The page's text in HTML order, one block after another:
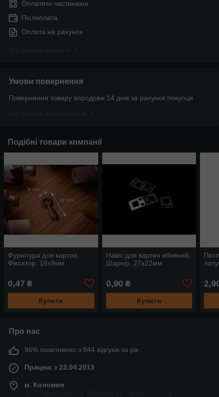
Оплатити частинами
Післяплата
Оплата на рахунок
Умови повернення
Повернення товару впродовж 14 днів за рахунок покупця
Подібні товари компанії
Фурнітура для картин.
Фіксатор. 19х9мм
0,47 ₴
Купити
Навіс для картин вбивний.
Шарнір. 27х22мм
0,90 ₴
Купити
Про нас
96% позитивних з 844 відгуків за рік
Працює з 22.04.2013
м. Коломия